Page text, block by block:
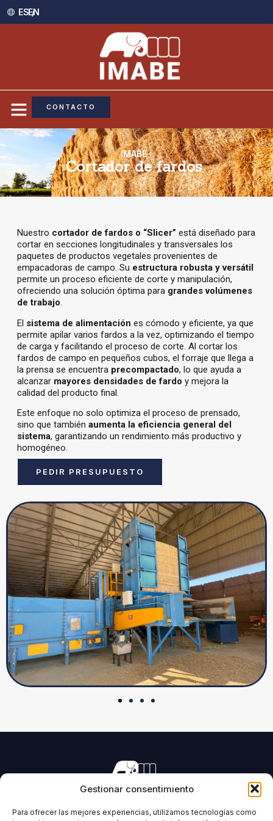
Gestionar consentimiento
Para ofrecer las mejores experiencias, utilizamos tecnologías como
ES /EN
CONTACTO
IMABE
Cortador de fardos
Nuestro cortador de fardos o “Slicer” está diseñado para
cortar en secciones longitudinales y transversales los
paquetes de productos vegetales provenientes de
empacadoras de campo. Su estructura robusta y versátil
permite un proceso eficiente de corte y manipulación,
ofreciendo una solución óptima para grandes volúmenes
de trabajo.
El sistema de alimentación es cómodo y eficiente, ya que
permite apilar varios fardos a la vez, optimizando el tiempo
de carga y facilitando el proceso de corte. Al cortar los
fardos de campo en pequeños cubos, el forraje que llega a
la prensa se encuentra precompactado, lo que ayuda a
alcanzar mayores densidades de fardo y mejora la
calidad del producto final.
Este enfoque no solo optimiza el proceso de prensado,
sino que también aumenta la eficiencia general del
sistema, garantizando un rendimiento más productivo y
homogéneo.
PEDIR PRESUPUESTO
Fabricación de maquinaria para el prensado de todo tipo